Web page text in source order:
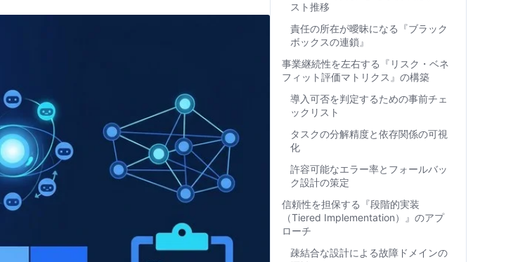
スト推移
責任の所在が曖昧になる『ブラック
ボックスの連鎖』
事業継続性を左右する『リスク・ベネ
フィット評価マトリクス』の構築
導入可否を判定するための事前チェ
ックリスト
タスクの分解精度と依存関係の可視
化
許容可能なエラー率とフォールバッ
ク設計の策定
信頼性を担保する『段階的実装
（Tiered Implementation）』のアプ
ローチ
疎結合な設計による故障ドメインの